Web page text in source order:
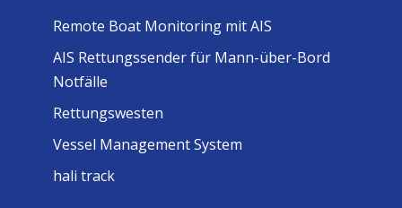
Remote Boat Monitoring mit AIS
AIS Rettungssender für Mann-über-Bord
Notfälle
Rettungswesten
Vessel Management System
hali track